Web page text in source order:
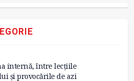
internă, între lecțiile
și provocările de azi